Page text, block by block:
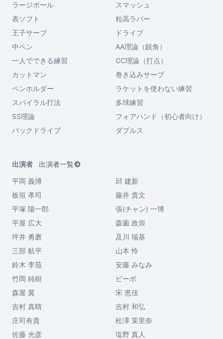
ラージボール
スマッシュ
表ソフト
粒高ラバー
王子サーブ
ドライブ
中ペン
AA理論（鋭角）
一人でできる練習
CC理論（打点）
カットマン
巻き込みサーブ
ペンホルダー
ラケットを使わない練習
スパイラル打法
多球練習
SS理論
フォアハンド（初心者向け）
バックドライブ
ダブルス
出演者
出演者一覧
平岡 義博
邱 建新
板垣 孝司
藤井 貴文
平塚 陽一郎
張(チャン) 一博
平屋 広大
森薗 政崇
坪井 勇磨
及川 瑞基
三部 航平
山本 怜
鈴木 李茄
安藤 みなみ
竹岡 純樹
ビーボ
森屋 翼
宋 恵佳
吉村 真晴
吉村 和弘
庄司有貴
松澤 茉里奈
佐藤 光彦
塩野 真人